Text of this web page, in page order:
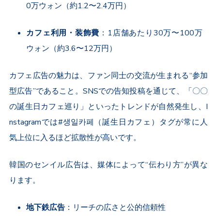
0万ウォン（約1.2〜2.4万円）
カフェ利用・装飾費 ： 1店舗あたり 30万〜100万
ウォン（約3.6〜12万円）
カフェ広告の魅力は、ファン同士の交流が生まれる“参加
型広告”であること。 SNSでの告知投稿を通じて、「〇〇
の誕生日カフェ巡り」といったトレンドが自然発生し、 I
nstagramでは#생일카페（誕生日カフェ）タグが常に人
気上位に入るほど拡散性が高いです。
韓国のセンイル広告は、媒体によって“伝わり方”が異な
ります。
地下鉄広告 ：リーチの広さと公的信頼性